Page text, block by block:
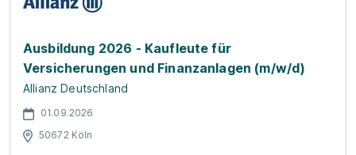
Ausbildung 2026 - Kaufleute für
Versicherungen und Finanzanlagen (m/w/d)
Allianz Deutschland
01.09.2026
50672 Köln